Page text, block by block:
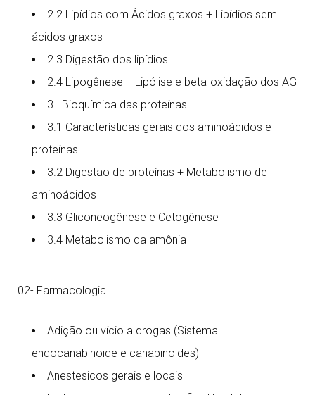
2.2 Lipídios com Ácidos graxos + Lipídios sem
ácidos graxos
2.3 Digestão dos lipídios
2.4 Lipogênese + Lipólise e beta-oxidação dos AG
3 . Bioquímica das proteínas
3.1 Características gerais dos aminoácidos e
proteínas
3.2 Digestão de proteínas + Metabolismo de
aminoácidos
3.3 Gliconeogênese e Cetogênese
3.4 Metabolismo da amônia
02- Farmacologia
Adição ou vício a drogas (Sistema
endocanabinoide e canabinoides)
Anestesicos gerais e locais